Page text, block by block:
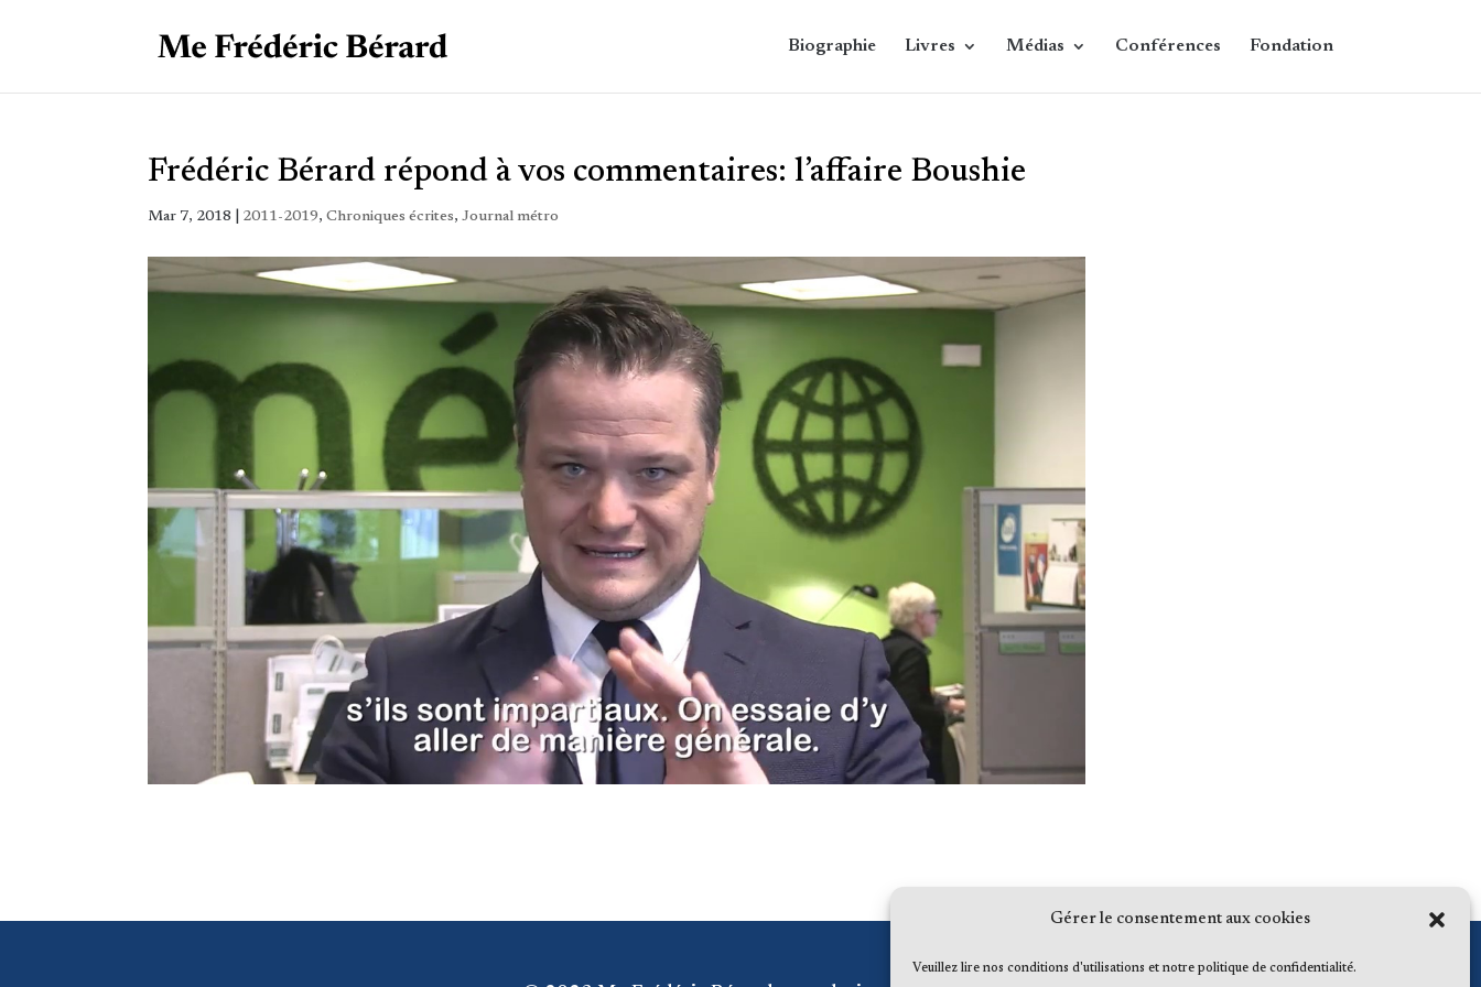
Gérer le consentement aux cookies
Veuillez lire nos conditions d'utilisations et notre politique de confidentialité.
Biographie Livres Médias Conférences Fondation
Frédéric Bérard répond à vos commentaires: l’affaire Boushie
Mar 7, 2018 2011-2019,Chroniques écrites,Journal métro